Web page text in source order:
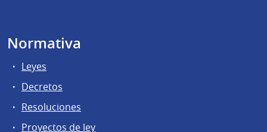
Normativa
Leyes
Decretos
Resoluciones
Proyectos de ley